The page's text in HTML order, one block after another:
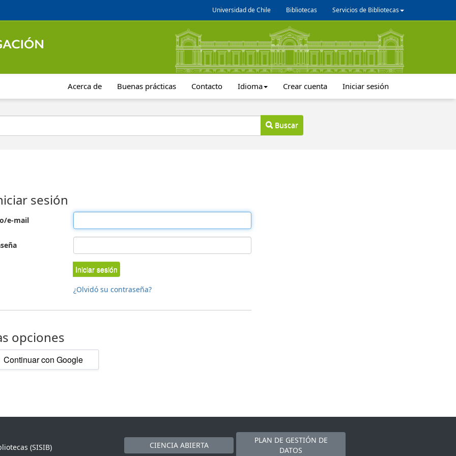
Universidad de Chile Bibliotecas Servicios de Bibliotecas
Acerca de Buenas prácticas Contacto Idioma Crear cuenta Iniciar sesión
Buscar
sesión
e-mail
Iniciar sesión
¿Olvidó su contraseña?
opciones
Continuar con Google
(SISIB)
CIENCIA ABIERTA
PLAN DE GESTIÓN DE
DATOS